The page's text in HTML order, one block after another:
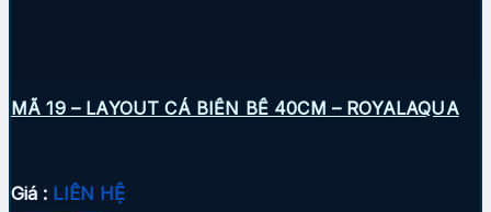
MÃ 19 – LAYOUT CÁ BIỂN BỂ 40CM – ROYALAQUA
Giá : LIÊN HỆ